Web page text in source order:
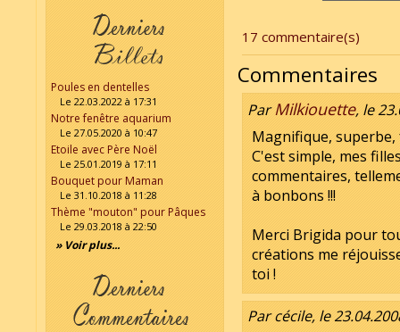
Poules en dentelles
Le 22.03.2022 à 17:31
Notre fenêtre aquarium
Le 27.05.2020 à 10:47
Etoile avec Père Noël
Le 25.01.2019 à 17:11
Bouquet pour Maman
Le 31.10.2018 à 11:28
Thème "mouton" pour Pâques
Le 29.03.2018 à 22:50
» Voir plus...
17 commentaire(s)
Commentaires
ParMilkiouette, le
Magnifique, superbe,
C'est simple, mes
commentaires,
à bonbons !!!
Merci Brigida pour
créations me
toi !
Par cécile, le